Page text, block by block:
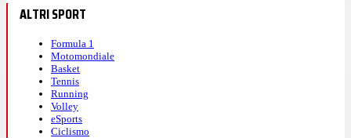
ALTRI SPORT
Formula 1
Motomondiale
Basket
Tennis
Running
Volley
eSports
Ciclismo